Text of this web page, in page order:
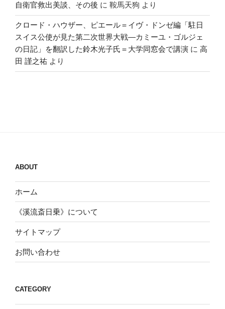
自衛官救出美談、その後 に 鞍馬天狗 より
クロード・ハウザー、ピエール＝イヴ・ドンゼ編「駐日
スイス公使が見た第二次世界大戦―カミーユ・ゴルジェ
の日記」を翻訳した鈴木光子氏＝大学同窓会で講演 に 高
田 謹之祐 より
ABOUT
ホーム
《溪流斎日乗》について
サイトマップ
お問い合わせ
CATEGORY